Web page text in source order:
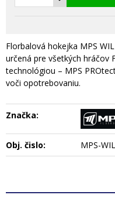
Florbalová hokejka MPS
určená pre všetkých hráčov
technológiou – MPS
voči opotrebovaniu.
Značka:
Obj. čislo: MPS-